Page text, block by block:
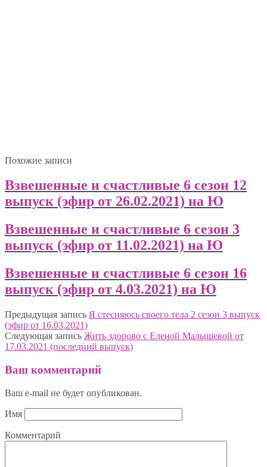
Похожие записи
Взвешенные и счастливые 6 сезон 12
выпуск (эфир от 26.02.2021) на Ю
Взвешенные и счастливые 6 сезон 3
выпуск (эфир от 11.02.2021) на Ю
Взвешенные и счастливые 6 сезон 16
выпуск (эфир от 4.03.2021) на Ю
Предыдущая запись Я стесняюсь своего тела 2 сезон 3 выпуск
(эфир от 16.03.2021)
Следующая запись Жить здорово с Еленой Малышевой от
17.03.2021 (последний выпуск)
Ваш комментарий
Ваш e-mail не будет опубликован.
Имя
Комментарий